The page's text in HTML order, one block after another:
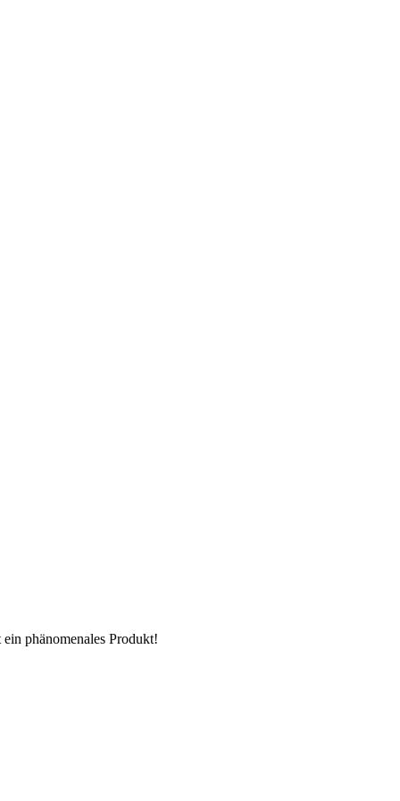
phänomenales Produkt!